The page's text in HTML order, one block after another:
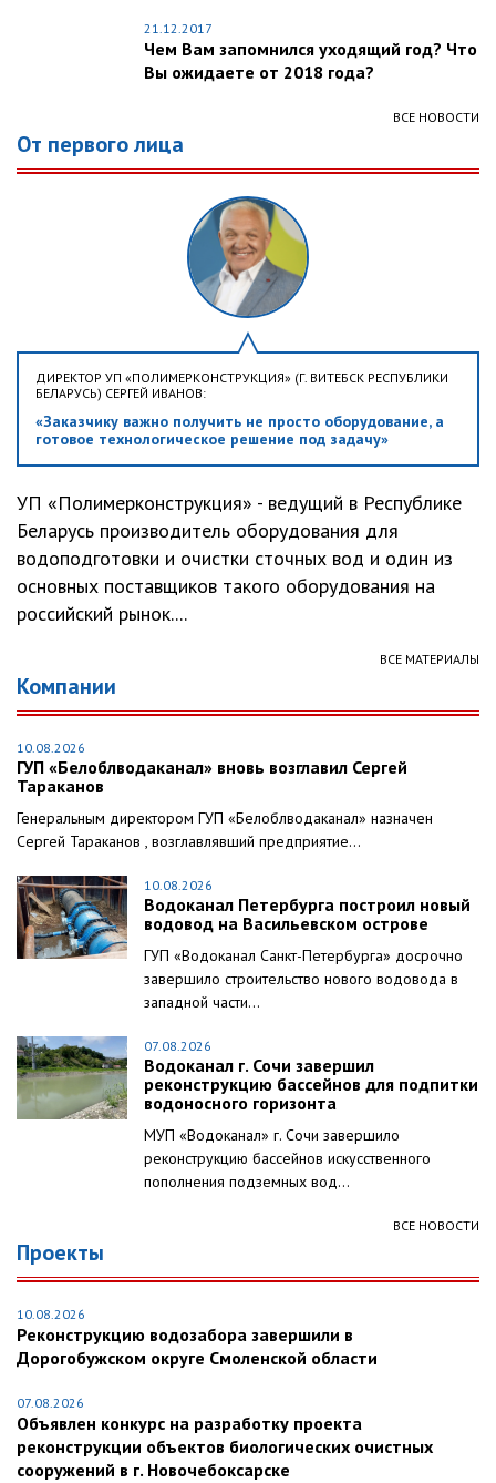
21.12.2017
Чем Вам запомнился уходящий год? Что
Вы ожидаете от 2018 года?
ВСЕ НОВОСТИ
От первого лица
ДИРЕКТОР УП «ПОЛИМЕРКОНСТРУКЦИЯ» (Г. ВИТЕБСК РЕСПУБЛИКИ
БЕЛАРУСЬ) СЕРГЕЙ ИВАНОВ:
«Заказчику важно получить не просто оборудование, а
готовое технологическое решение под задачу»
УП «Полимерконструкция» - ведущий в Республике
Беларусь производитель оборудования для
водоподготовки и очистки сточных вод и один из
основных поставщиков такого оборудования на
российский рынок....
ВСЕ МАТЕРИАЛЫ
Компании
10.08.2026
ГУП «Белоблводаканал» вновь возглавил Сергей
Тараканов
Генеральным директором ГУП «Белоблводаканал» назначен
Сергей Тараканов , возглавлявший предприятие...
10.08.2026
Водоканал Петербурга построил новый
водовод на Васильевском острове
ГУП «Водоканал Санкт-Петербурга» досрочно
завершило строительство нового водовода в
западной части...
07.08.2026
Водоканал г. Сочи завершил
реконструкцию бассейнов для подпитки
водоносного горизонта
МУП «Водоканал» г. Сочи завершило
реконструкцию бассейнов искусственного
пополнения подземных вод...
ВСЕ НОВОСТИ
Проекты
10.08.2026
Реконструкцию водозабора завершили в
Дорогобужском округе Смоленской области
07.08.2026
Объявлен конкурс на разработку проекта
реконструкции объектов биологических очистных
сооружений в г. Новочебоксарске